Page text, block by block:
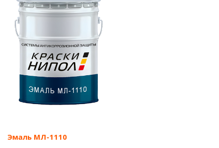
Эмаль МЛ-1110